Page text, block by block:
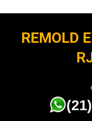
REMOLD